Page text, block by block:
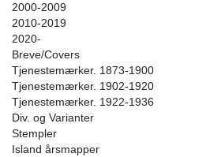
2000-2009
2010-2019
2020-
Breve/Covers
Tjenestemærker. 1873-1900
Tjenestemærker. 1902-1920
Tjenestemærker. 1922-1936
Div. og Varianter
Stempler
Island årsmapper